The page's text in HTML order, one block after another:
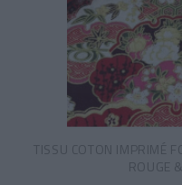
TISSU COTON IMPRIMÉ
ROUGE